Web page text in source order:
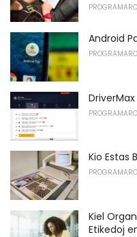
Android
Kio Estas
PROGRAMARO
Kiel
Etikedoj